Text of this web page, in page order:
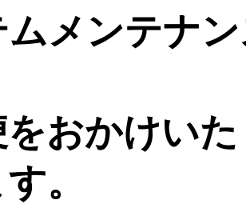
ムメンテナ
をおかけい
。